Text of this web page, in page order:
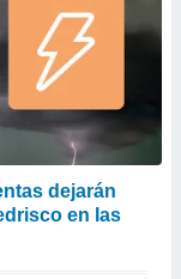
dejarán
en las